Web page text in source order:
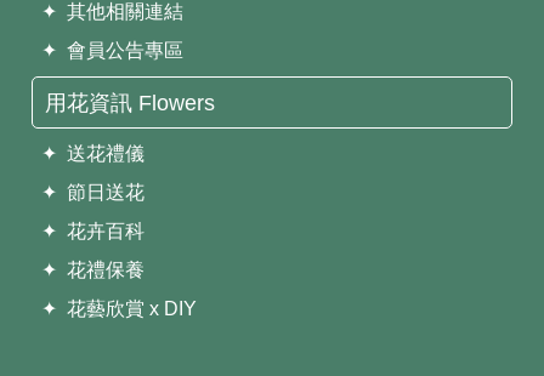
✦ 其他相關連結
✦ 會員公告專區
用花資訊 Flowers
✦ 送花禮儀
✦ 節日送花
✦ 花卉百科
✦ 花禮保養
✦ 花藝欣賞 x DIY